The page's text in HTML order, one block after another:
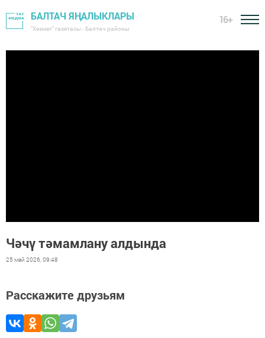
БАЛТАЧ ЯҢАЛЫКЛАРЫ
"Хезмәт" газетасы - Балтач районы
16+
Чәчү тәмамлану алдында
25 май 2026, 09:48
Расскажите друзьям